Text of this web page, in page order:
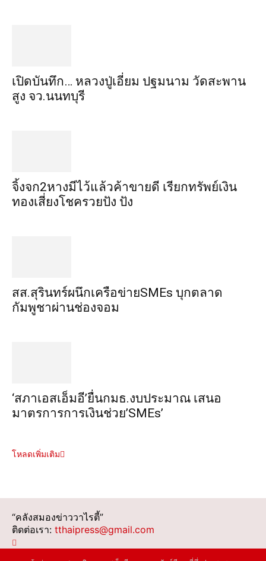
เปิดบันทึก… หลวงปู่เอี่ยม ​ปฐม​นาม​ วัดสะพาน
สูง​ จว.นนทบุรี
จิ้งจก​2​หาง​มีไว้แล้ว​ค้าขาย​ดี​ เรียก​ทรัพย์เงิน
ทอง​เสี่ยงโชค​รวยปัง​ ปัง​
สส.สุรินทร์ผนึกเครือข่ายSMEs บุกตลาด
กัมพูชาผ่านช่องจอม
‘สภาเอสเอ็มอี’ยื่นกมธ.งบประมาณ เสนอ
มาตรการการเงินช่วย’SMEs’
โหลดเพิ่มเติม
“คลังสมองข่าววาไรตี้”
ติดต่อเรา: tthaipress@gmail.com